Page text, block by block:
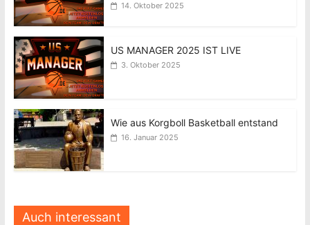
14. Oktober 2025
US MANAGER 2025 IST LIVE
3. Oktober 2025
Wie aus Korgboll Basketball entstand
16. Januar 2025
Auch interessant